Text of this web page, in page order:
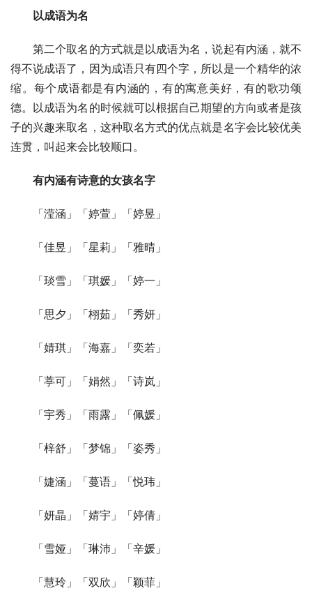
以成语为名
第二个取名的方式就是以成语为名，说起有内涵，就不
得不说成语了，因为成语只有四个字，所以是一个精华的浓
缩。每个成语都是有内涵的，有的寓意美好，有的歌功颂
德。以成语为名的时候就可以根据自己期望的方向或者是孩
子的兴趣来取名，这种取名方式的优点就是名字会比较优美
连贯，叫起来会比较顺口。
有内涵有诗意的女孩名字
「滢涵」「婷萱」「婷昱」
「佳昱」「星莉」「雅晴」
「琰雪」「琪媛」「婷一」
「思夕」「栩茹」「秀妍」
「婧琪」「海嘉」「奕若」
「葶可」「娟然」「诗岚」
「宇秀」「雨露」「佩媛」
「梓舒」「梦锦」「姿秀」
「婕涵」「蔓语」「悦玮」
「妍晶」「婧宇」「婷倩」
「雪娅」「琳沛」「辛媛」
「慧玲」「双欣」「颖菲」